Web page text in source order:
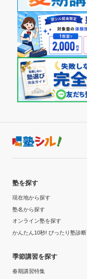
塾を探す
現在地から探す
塾名から探す
オンライン塾を探す
かんたん10秒! ぴったり塾診断
季節講習を探す
春期講習特集